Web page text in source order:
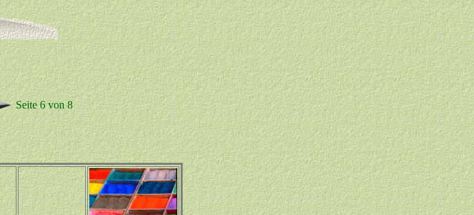
Seite 6 von 8